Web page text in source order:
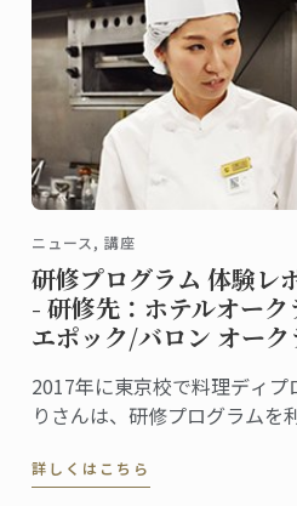
ニュース, 講座
研修プログラム 体験レ
- 研修先：ホテルオーク
エポック/バロン オーク
2017年に東京校で料理ディ
りさんは、研修プログラムを
ル・エポック/バロン オーク
詳しくはこちら